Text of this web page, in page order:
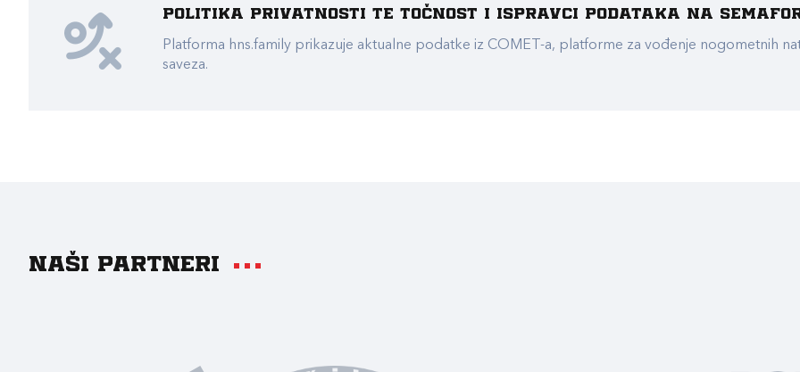
Politika privatnosti te točnost i ispravci podataka na
Platforma hns.family prikazuje aktualne podatke iz COMET-a, platforme za vođenje nogometnih
saveza.
Naši partneri